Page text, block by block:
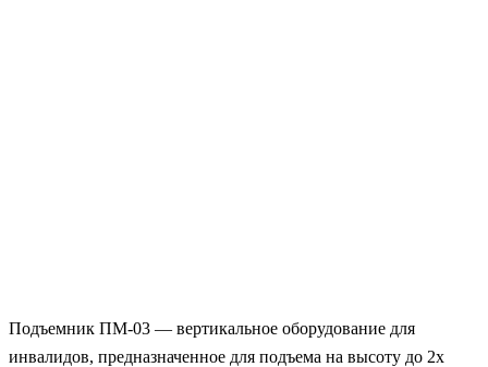
Подъемник ПМ-03 — вертикальное оборудование для
инвалидов, предназначенное для подъема на высоту до 2х